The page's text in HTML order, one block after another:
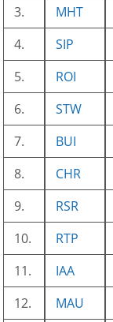
3.
MHT
4.
SIP
5.
ROI
6.
STW
7.
BUI
8.
CHR
9.
RSR
10.
RTP
11.
IAA
12.
MAU